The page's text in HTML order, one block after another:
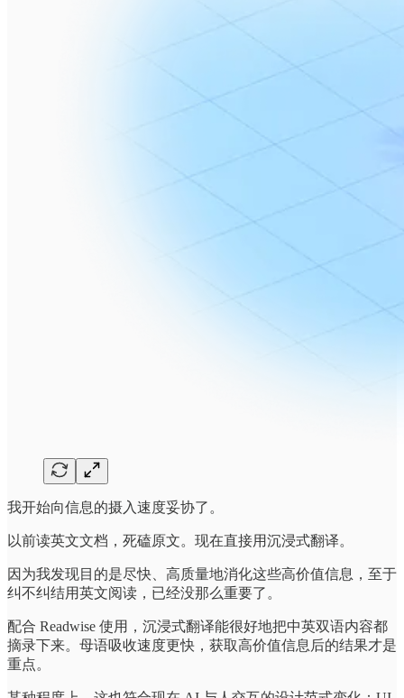
我开始向信息的摄入速度妥协了。
以前读英文文档，死磕原文。现在直接用沉浸式翻译。
因为我发现目的是尽快、高质量地消化这些高价值信息，至于
纠不纠结用英文阅读，已经没那么重要了。
配合 Readwise 使用，沉浸式翻译能很好地把中英双语内容都
摘录下来。母语吸收速度更快，获取高价值信息后的结果才是
重点。